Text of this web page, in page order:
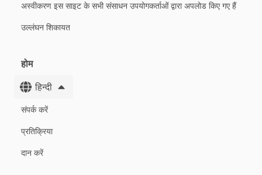
अस्वीकरण इस साइट के सभी संसाधन उपयोगकर्ताओं द्वारा अपलोड किए गए हैं
उल्लंघन शिकायत
होम
हिन्दी
संपर्क करें
प्रतिक्रिया
दान करें